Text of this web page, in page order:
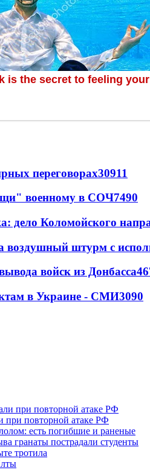
переговорах30911
военному в СОЧ7490
дело Коломойского
воздушный штурм с
войск из Донбасса
в Украине - СМИ3090
при повторной атаке РФ
есть погибшие и раненые
гранаты пострадали студенты
тротила